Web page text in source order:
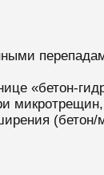
«бетон-
(бетон/